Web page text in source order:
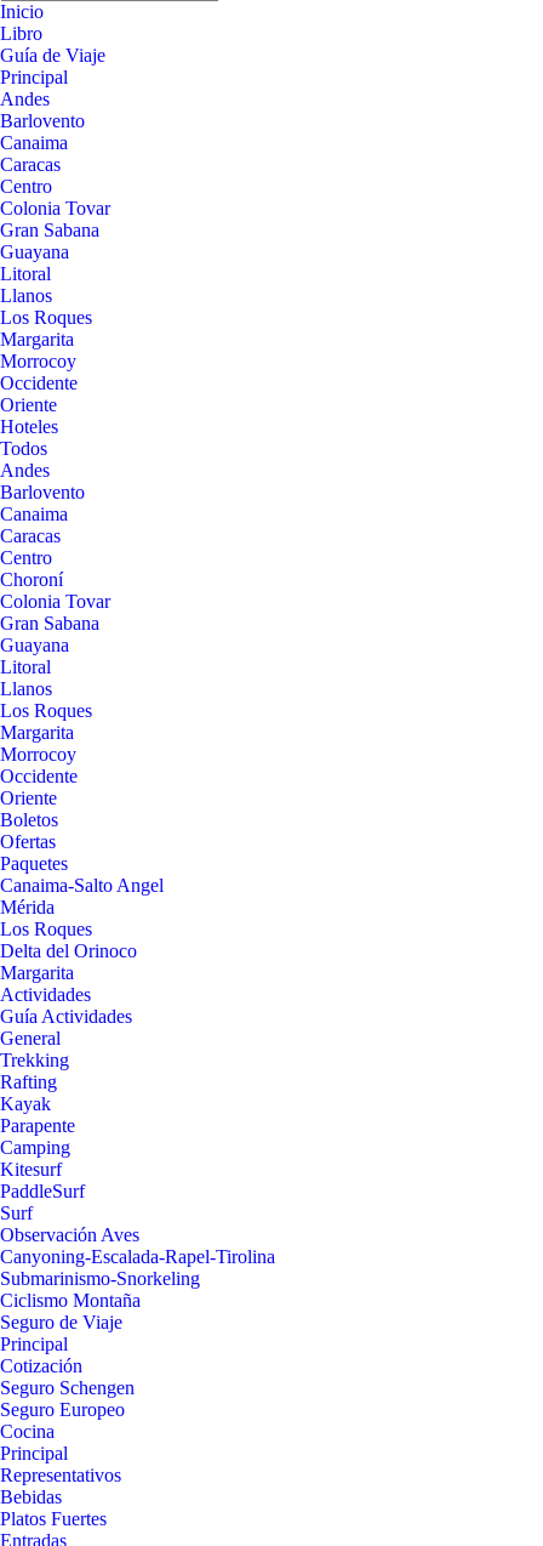
Inicio
Libro
Guía de Viaje
Principal
Andes
Barlovento
Canaima
Caracas
Centro
Colonia Tovar
Gran Sabana
Guayana
Litoral
Llanos
Los Roques
Margarita
Morrocoy
Occidente
Oriente
Hoteles
Todos
Andes
Barlovento
Canaima
Caracas
Centro
Choroní
Colonia Tovar
Gran Sabana
Guayana
Litoral
Llanos
Los Roques
Margarita
Morrocoy
Occidente
Oriente
Boletos
Ofertas
Paquetes
Canaima-Salto Angel
Mérida
Los Roques
Delta del Orinoco
Margarita
Actividades
Guía Actividades
General
Trekking
Rafting
Kayak
Parapente
Camping
Kitesurf
PaddleSurf
Surf
Observación Aves
Canyoning-Escalada-Rapel-Tirolina
Submarinismo-Snorkeling
Ciclismo Montaña
Seguro de Viaje
Principal
Cotización
Seguro Schengen
Seguro Europeo
Cocina
Principal
Representativos
Bebidas
Platos Fuertes
Entradas